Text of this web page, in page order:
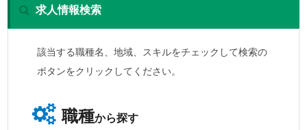
求人情報検索
該当する職種名、地域、スキルをチェックして検索の
ボタンをクリックしてください。
職種から探す